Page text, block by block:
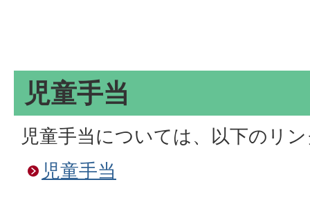
児童手当
児童手当については、以下のリ
児童手当